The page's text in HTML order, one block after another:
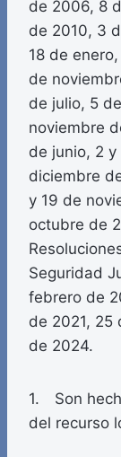
de 2006, 8
de 2010, 3
18 de
de
de julio, 5
noviembre
de junio, 2
diciembre
y 19 de
octubre de
Seguridad
febrero de
de 2021, 25
de 2024.
1. Son
del recurso